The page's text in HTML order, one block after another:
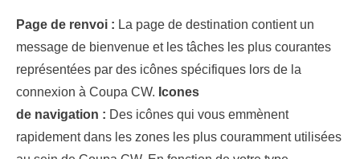
Page de renvoi : La page de destination contient un
message de bienvenue et les tâches les plus courantes
représentées par des icônes spécifiques lors de la
connexion à Coupa CW. Icones
de navigation : Des icônes qui vous emmènent
rapidement dans les zones les plus couramment utilisées